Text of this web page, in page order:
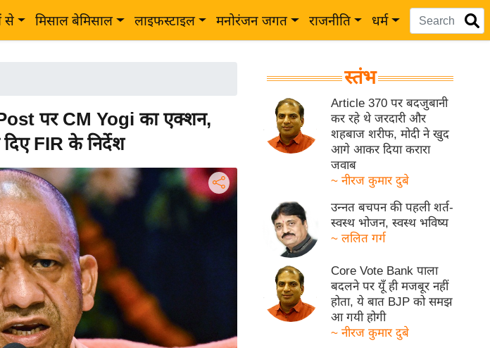
से मिसाल बेमिसाल लाइफस्टाइल मनोरंजन जगत राजनीति धर्म
पर CM Yogi का एक्शन,
FIR के निर्देश
स्तंभ
Article 370 पर बदजुबानी
कर रहे थे जरदारी और
शहबाज शरीफ, मोदी ने खुद
आगे आकर दिया करारा
जवाब
~ नीरज कुमार दुबे
उन्नत बचपन की पहली शर्त-
स्वस्थ भोजन, स्वस्थ भविष्य
~ ललित गर्ग
Core Vote Bank पाला
बदलने पर यूँ ही मजबूर नहीं
होता, ये बात BJP को समझ
आ गयी होगी
~ नीरज कुमार दुबे